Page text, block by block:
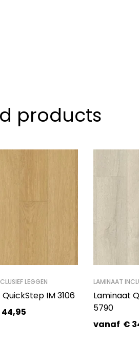
products
LEGGEN
IM 3106
44,95
LAMINAAT
Laminaat
5790
vanaf €